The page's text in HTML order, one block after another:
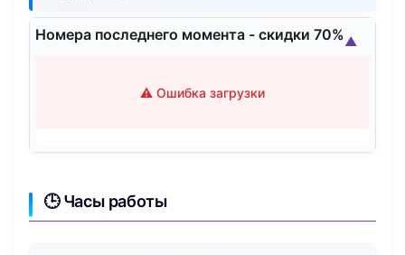
Номера последнего момента - скидки 70%
⚠️ Ошибка загрузки
▲
🕒 Часы работы